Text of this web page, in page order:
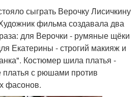
сыграть Верочку Лисичкину
фильма создавала два
для Верочки - румяные щёки
Екатерины - строгий макияж и
Костюмер шила платья -
платья с рюшами против
фасонов.